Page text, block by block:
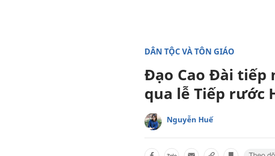
DÂN TỘC VÀ TÔN GIÁO
Đạo Cao Đài
qua lễ Tiếp rước
Nguyễn Huế